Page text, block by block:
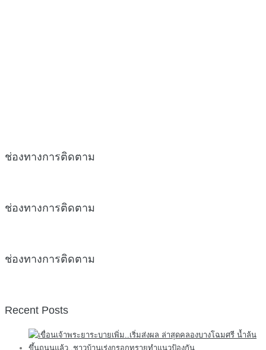
ช่องทางการติดตาม
ช่องทางการติดตาม
ช่องทางการติดตาม
Recent Posts